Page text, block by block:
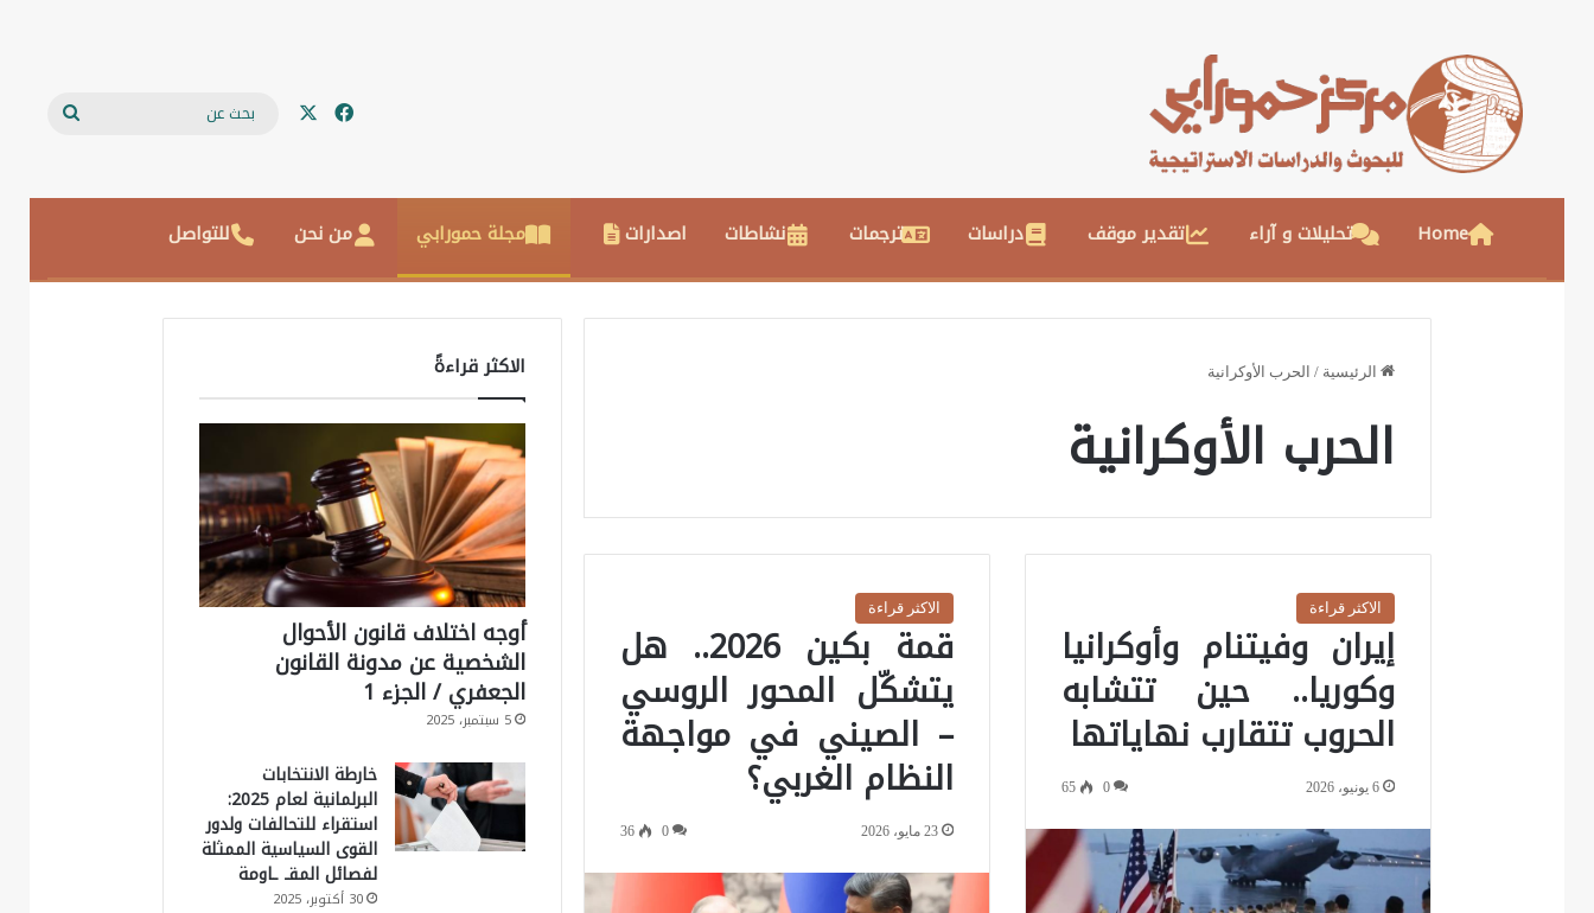
فيسبوك
Home تحليلات و آراء تقدير موقف دراسات ترجمات نشاطات اصدارات مجلة حمورابي من نحن للتواصل
الرئيسية / الحرب الأوكرانية
الحرب الأوكرانية
الاكثر قراءة
إيران وفيتنام وأوكرانيا
وكوريا.. حين تتشابه
الحروب تتقارب نهاياتها
6 يونيو، 2026 0
65
الاكثر قراءة
قمة بكين 2026.. هل
يتشكّل المحور الروسي
– الصيني في مواجهة
النظام الغربي؟
23 مايو، 2026 0
36
الاكثر قراءةً
أوجه اختلاف قانون الأحوال
الشخصية عن مدونة القانون
الجعفري / الجزء 1
5 سبتمبر، 2025
خارطة الانتخابات
البرلمانية لعام 2025:
استقراء للتحالفات ولدور
القوى السياسية الممثلة
لفصائل المقـ ـاومة
30 أكتوبر، 2025